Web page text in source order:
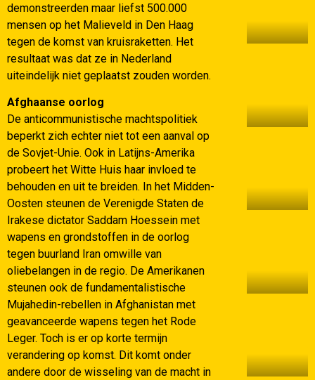
demonstreerden maar liefst 500.000
mensen op het Malieveld in Den Haag
tegen de komst van kruisraketten. Het
resultaat was dat ze in Nederland
uiteindelijk niet geplaatst zouden worden.
Afghaanse oorlog
De anticommunistische machtspolitiek
beperkt zich echter niet tot een aanval op
de Sovjet-Unie. Ook in Latijns-Amerika
probeert het Witte Huis haar invloed te
behouden en uit te breiden. In het Midden-
Oosten steunen de Verenigde Staten de
Irakese dictator Saddam Hoessein met
wapens en grondstoffen in de oorlog
tegen buurland Iran omwille van
oliebelangen in de regio. De Amerikanen
steunen ook de fundamentalistische
Mujahedin-rebellen in Afghanistan met
geavanceerde wapens tegen het Rode
Leger. Toch is er op korte termijn
verandering op komst. Dit komt onder
andere door de wisseling van de macht in